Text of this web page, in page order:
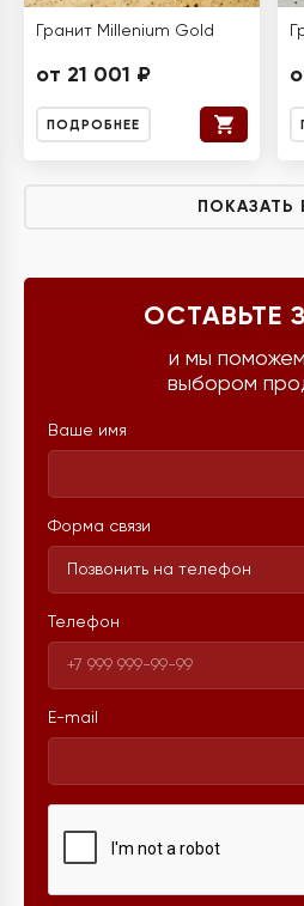
Гранит Millenium Gold
от 21 001 ₽
ПОДРОБНЕЕ
ПОКАЗАТЬ
ОСТАВЬТЕ
и мы
выбором
Ваше имя
Форма связи
Позвонить на телефон
Телефон
E-mail